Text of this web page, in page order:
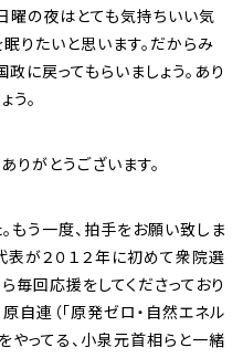
曜の夜はとても気持ちいい気
りたいと思います。だからみ
に戻ってもらいましょう。あり
う。
がとうございます。
もう一度、拍手をお願い致しま
表が２０１２年に初めて衆院選
毎回応援をしてくださっており
自連（「原発ゼロ・自然エネル
やってる、小泉元首相らと一緒